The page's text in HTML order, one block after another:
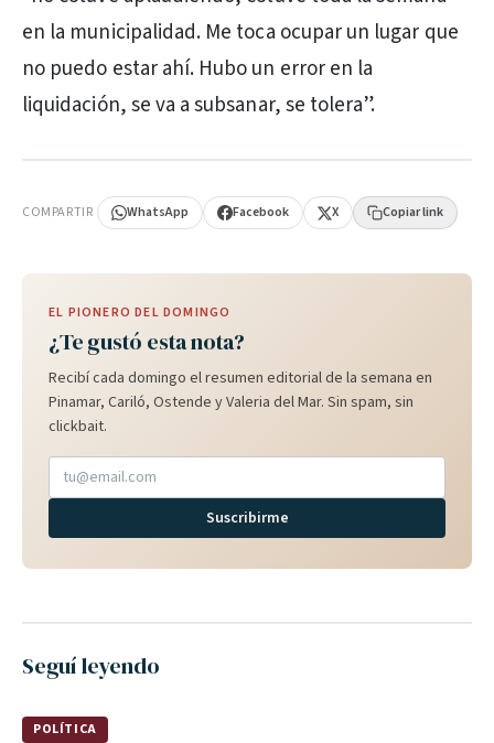
en la municipalidad. Me toca ocupar un lugar que
no puedo estar ahí. Hubo un error en la
liquidación, se va a subsanar, se tolera”.
COMPARTIR WhatsApp Facebook X Copiar link
EL PIONERO DEL DOMINGO
¿Te gustó esta nota?
Recibí cada domingo el resumen editorial de la semana en
Pinamar, Cariló, Ostende y Valeria del Mar. Sin spam, sin
clickbait.
Suscribirme
Seguí leyendo
POLÍTICA